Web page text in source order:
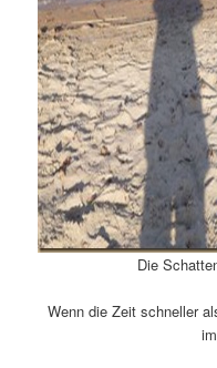
Die
Wenn die Zeit schneller